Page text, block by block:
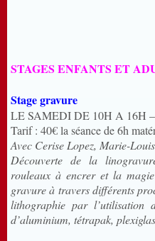
STAGES ENFANTS ET
Stage gravure
LE SAMEDI DE 10H A 16H
Tarif : 40€ la séance de 6h
Avec Cerise Lopez, Marie-
Découverte de la
rouleaux à encrer et la
gravure à travers différents
lithographie par l’utilisation
d’aluminium, tétrapak,